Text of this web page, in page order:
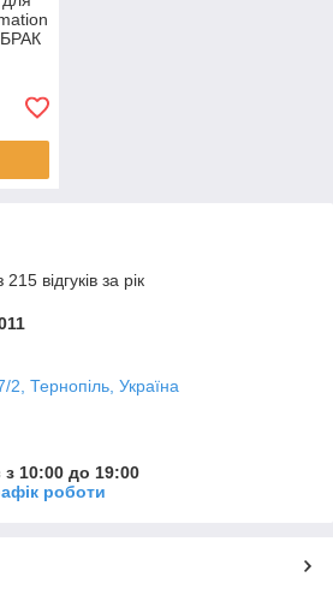
відгуків за рік
2, Тернопіль, Україна
10:00 до 19:00
роботи